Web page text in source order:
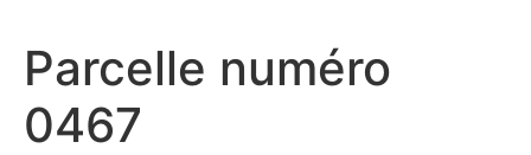
Parcelle numéro
0467